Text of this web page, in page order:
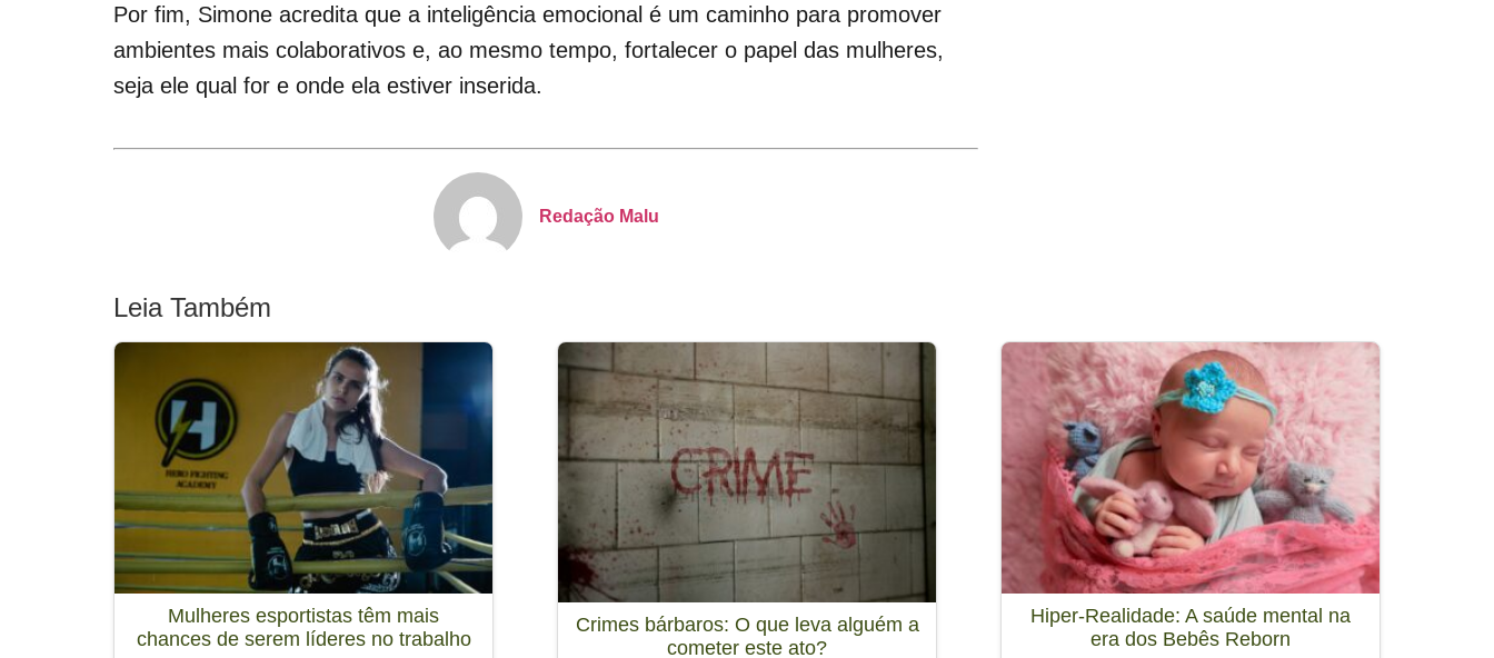
Por fim, Simone acredita que a inteligência emocional é um caminho para promover
ambientes mais colaborativos e, ao mesmo tempo, fortalecer o papel das mulheres,
seja ele qual for e onde ela estiver inserida.
Redação Malu
Leia Também
Mulheres esportistas têm mais
chances de serem líderes no trabalho
Crimes bárbaros: O que leva alguém a
cometer este ato?
Hiper-Realidade: A saúde mental na
era dos Bebês Reborn